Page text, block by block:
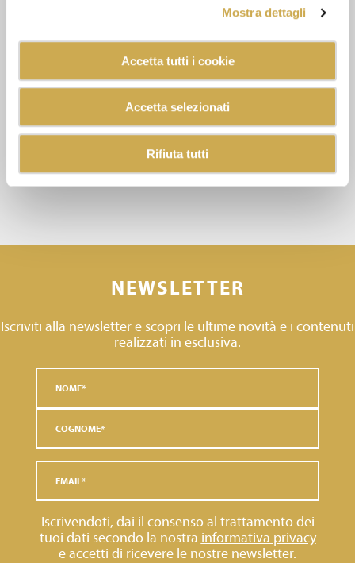
Mostra dettagli
Accetta tutti i cookie
Accetta selezionati
Rifiuta tutti
NEWSLETTER
Iscriviti alla newsletter e scopri le ultime novità e i contenuti
realizzati in esclusiva.
Iscrivendoti, dai il consenso al trattamento dei
tuoi dati secondo la nostra informativa privacy
e accetti di ricevere le nostre newsletter.